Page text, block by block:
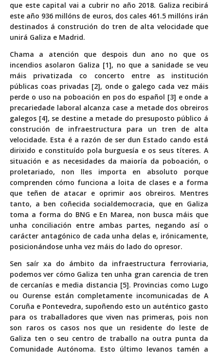
que este capital vai a cubrir no año 2018. Galiza recibirá
este año 936 millóns de euros, dos cales 461.5 millóns irán
destinados á construción do tren de alta velocidade que
unirá Galiza e Madrid.
Chama a atención que despois dun ano no que os
incendios asolaron Galiza [1], no que a sanidade se veu
máis privatizada co concerto entre as institución
públicas coas privadas [2], onde o galego cada vez máis
perde o uso na poboación en pos do español [3] e onde a
precariedade laboral alcanza case a metade dos obreiros
galegos [4], se destine a metade do presuposto público á
construción de infraestructura para un tren de alta
velocidade. Esta é a razón de ser dun Estado cando está
dirixido e constituído pola burguesía e os seus títeres. A
situación e as necesidades da maioría da poboación, o
proletariado, non lles importa en absoluto porque
comprenden cómo funciona a loita de clases e a forma
que teñen de atacar e oprimir aos obreiros. Mentres
tanto, a ben coñecida socialdemocracia, que en Galiza
toma a forma do BNG e En Marea, non busca máis que
unha conciliación entre ambas partes, negando así o
carácter antagónico de cada unha delas e, irónicamente,
posicionándose unha vez máis do lado do opresor.
Sen saír xa do ámbito da infraestructura ferroviaria,
podemos ver cómo Galiza ten unha gran carencia de tren
de cercanías e media distancia [5]. Provincias como Lugo
ou Ourense están completamente incomunicadas de A
Coruña e Pontevedra, supoñendo esto un auténtico gasto
para os traballadores que viven nas primeras, pois non
son raros os casos nos que un residente do leste de
Galiza ten o seu centro de traballo na outra punta da
Comunidade Autónoma. Esto último levanos tamén a